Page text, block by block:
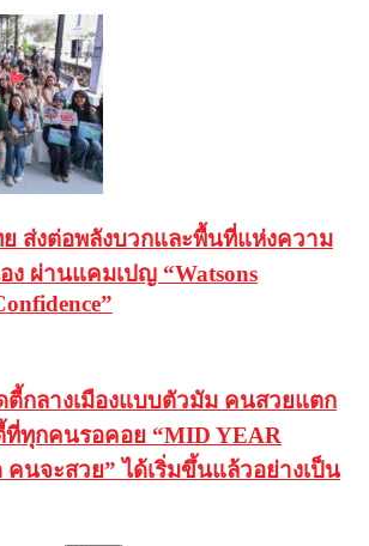
ย ส่งต่อพลังบวกและพื้นที่แห่งความ
ง ผ่านแคมเปญ “Watsons
ตี้กลางเมืองแบบตัวมัม คนสวยแตก
ทุกคนรอคอย “MID YEAR
คนจะสวย” ได้เริ่มขึ้นแล้วอย่างเป็น